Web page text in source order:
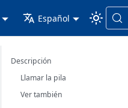
Español
Descripción
Llamar la pila
Ver también